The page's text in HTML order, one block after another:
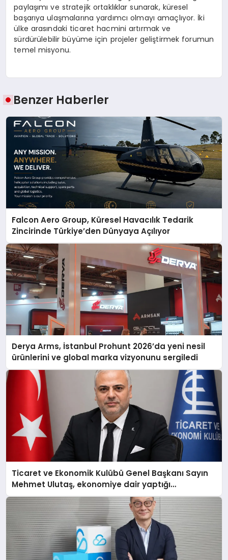
paylaşımı ve stratejik ortaklıklar sunarak, küresel
başarıya ulaşmalarına yardımcı olmayı amaçlıyor. İki
ülke arasındaki ticaret hacmini artırmak ve
sürdürülebilir büyüme için projeler geliştirmek forumun
temel misyonu.
Benzer Haberler
Falcon Aero Group, Küresel Havacılık Tedarik
Zincirinde Türkiye’den Dünyaya Açılıyor
Derya Arms, İstanbul Prohunt 2026’da yeni nesil
ürünlerini ve global marka vizyonunu sergiledi
Ticaret ve Ekonomik Kulübü Genel Başkanı Sayın
Mehmet Ulutaş, ekonomiye dair yaptığı
açıklamada şunları kaydetti: